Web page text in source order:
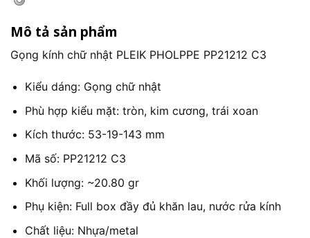
Mô tả sản phẩm
Gọng kính chữ nhật PLEIK PHOLPPE PP21212 C3
Kiểu dáng: Gọng chữ nhật
Phù hợp kiểu mặt: tròn, kim cương, trái xoan
Kích thước: 53-19-143 mm
Mã số: PP21212 C3
Khối lượng: ~20.80 gr
Phụ kiện: Full box đầy đủ khăn lau, nước rửa kính
Chất liệu: Nhựa/metal